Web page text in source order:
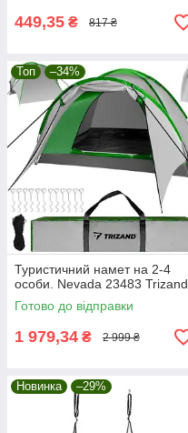
449,35 ₴ 817 ₴
Топ –34%
Туристичний намет на 2-4
особи. Nevada 23483 Trizand
Готово до відправки
1 979,34 ₴ 2 999 ₴
Новинка –29%